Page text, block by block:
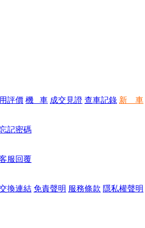
評價 機 車 成交見證 查車記錄 新 車
記密碼
服回覆
換連結 免責聲明 服務條款 隱私權聲明